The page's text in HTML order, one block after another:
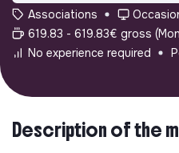
Associations
619.83 - 619.83€ gross
No experience required
Description of the